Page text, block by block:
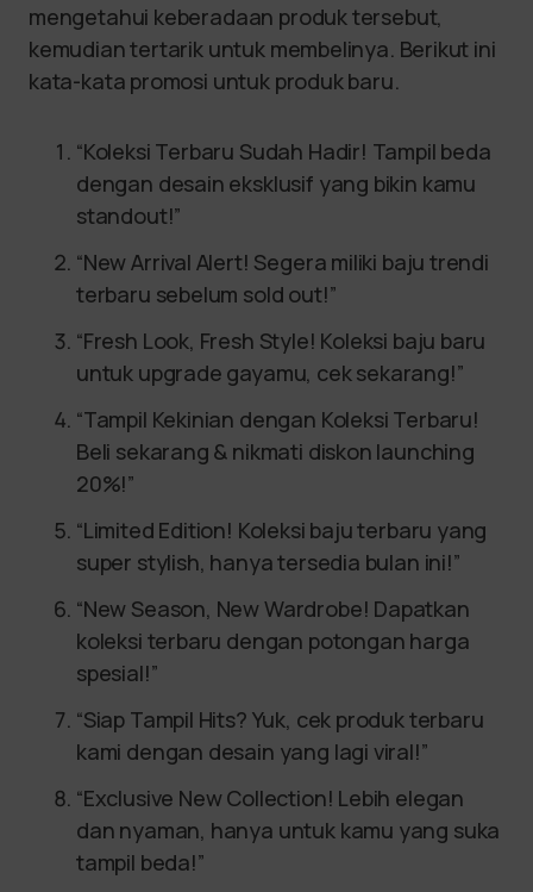
mengetahui keberadaan produk tersebut,
kemudian tertarik untuk membelinya. Berikut ini
kata-kata promosi untuk produk baru.
“Koleksi Terbaru Sudah Hadir! Tampil beda
dengan desain eksklusif yang bikin kamu
standout!”
“New Arrival Alert! Segera miliki baju trendi
terbaru sebelum sold out!”
“Fresh Look, Fresh Style! Koleksi baju baru
untuk upgrade gayamu, cek sekarang!”
“Tampil Kekinian dengan Koleksi Terbaru!
Beli sekarang & nikmati diskon launching
20%!”
“Limited Edition! Koleksi baju terbaru yang
super stylish, hanya tersedia bulan ini!”
“New Season, New Wardrobe! Dapatkan
koleksi terbaru dengan potongan harga
spesial!”
“Siap Tampil Hits? Yuk, cek produk terbaru
kami dengan desain yang lagi viral!”
“Exclusive New Collection! Lebih elegan
dan nyaman, hanya untuk kamu yang suka
tampil beda!”